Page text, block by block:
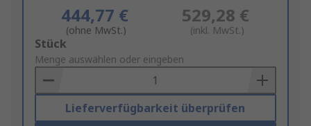
444,77 €
(ohne MwSt.)
529,28 €
(inkl. MwSt.)
Add
to
Basket
Stück
Menge auswählen oder eingeben
Lieferverfügbarkeit überprüfen